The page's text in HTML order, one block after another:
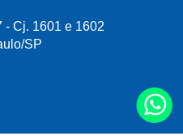
- Cj. 1601 e 1602
SP